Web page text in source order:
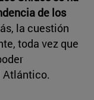
de los
la cuestión
toda vez que
Atlántico.